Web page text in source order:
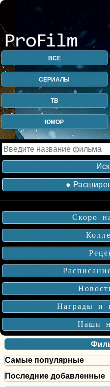
ВСЁ
СЕРИАЛЫ
ТВ
ЮМОР
●
Скоро
Награды и
Наши
Самые популярные
Последние добавленные